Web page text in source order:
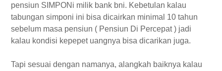
pensiun SIMPONi milik bank bni. Kebetulan kalau
tabungan simponi ini bisa dicairkan minimal 10 tahun
sebelum masa pensiun ( Pensiun Di Percepat ) jadi
kalau kondisi kepepet uangnya bisa dicarikan juga.
Tapi sesuai dengan namanya, alangkah baiknya kalau